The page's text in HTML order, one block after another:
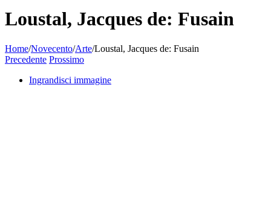
Loustal, Jacques de: Fusain
Home/Novecento/Arte/Loustal, Jacques de: Fusain
Precedente Prossimo
Ingrandisci immagine